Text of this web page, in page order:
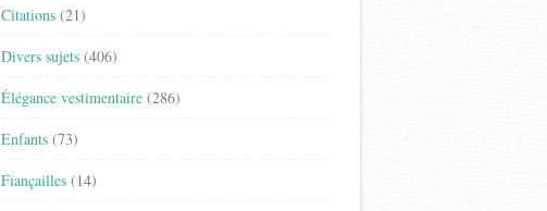
Citations (21)
Divers sujets (406)
Élégance vestimentaire (286)
Enfants (73)
Fiançailles (14)